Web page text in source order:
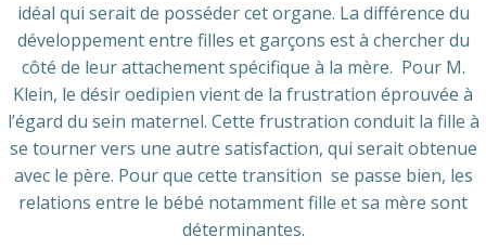
idéal qui serait de posséder cet organe. La différence du
développement entre filles et garçons est à chercher du
côté de leur attachement spécifique à la mère. Pour M.
Klein, le désir oedipien vient de la frustration éprouvée à
l’égard du sein maternel. Cette frustration conduit la fille à
se tourner vers une autre satisfaction, qui serait obtenue
avec le père. Pour que cette transition se passe bien, les
relations entre le bébé notamment fille et sa mère sont
déterminantes.